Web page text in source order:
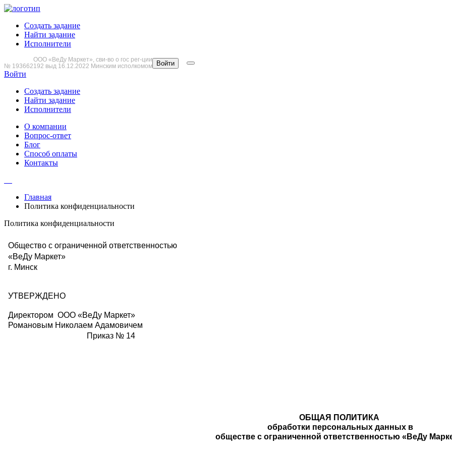
Создать задание
Найти задание
Исполнители
ООО «ВеДу Маркет», сви-во о гос рег-ции
№ 193662192 выд 16.12.2022 Минским исполкомом
Войти
Войти
Создать задание
Найти задание
Исполнители
О компании
Вопрос-ответ
Блог
Способ оплаты
Контакты
Главная
Политика конфиденциальности
Политика конфиденциальности
Общество с ограниченной ответственностью
«ВеДу Маркет»
г. Минск
УТВЕРЖДЕНО
Директором ООО «ВеДу Маркет»
Романовым Николаем Адамовичем
Приказ № 14
ОБЩАЯ ПОЛИТИКА
обработки персональных данных в
обществе с ограниченной ответственностью «ВеДу